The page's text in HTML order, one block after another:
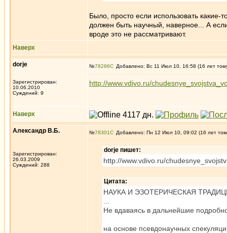
Было, просто если использовать какие-
должен быть научный, наверное... А
вроде это не рассматривают.
Наверх
dorje
Зарегистрирован:
10.06.2010
Суждений: 9
№78286 Добавлено: Вс 11 Июл 10, 16:58 (16 лет
http://www.vdivo.ru/
Наверх
Александр В.Б.
Зарегистрирован:
26.03.2009
Суждений: 288
№78301 Добавлено: Пн 12 Июл 10, 09:02 (16 лет
dorje пишет:
http://www.vdivo.ru/
Цитата:
НАУКА И ЭЗОТЕРИЧЕСКАЯ
Не вдаваясь в дальнейшие
на основе псевдонаучных